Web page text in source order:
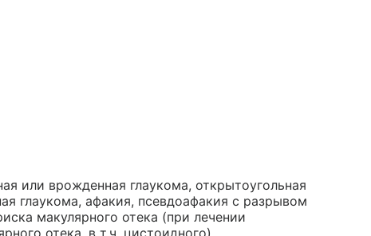
или врожденная глаукома, открытоугольная
глаукома, афакия, псевдоафакия с разрывом
макулярного отека (при лечении
отека, в т.ч. цистоидного).